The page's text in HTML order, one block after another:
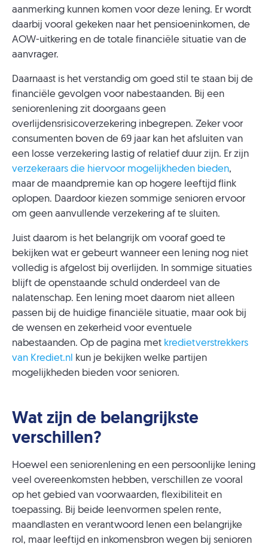
aanmerking kunnen komen voor deze lening. Er wordt
daarbij vooral gekeken naar het pensioeninkomen, de
AOW-uitkering en de totale financiële situatie van de
aanvrager.
Daarnaast is het verstandig om goed stil te staan bij de
financiële gevolgen voor nabestaanden. Bij een
seniorenlening zit doorgaans geen
overlijdensrisicoverzekering inbegrepen. Zeker voor
consumenten boven de 69 jaar kan het afsluiten van
een losse verzekering lastig of relatief duur zijn. Er zijn
verzekeraars die hiervoor mogelijkheden bieden,
maar de maandpremie kan op hogere leeftijd flink
oplopen. Daardoor kiezen sommige senioren ervoor
om geen aanvullende verzekering af te sluiten.
Juist daarom is het belangrijk om vooraf goed te
bekijken wat er gebeurt wanneer een lening nog niet
volledig is afgelost bij overlijden. In sommige situaties
blijft de openstaande schuld onderdeel van de
nalatenschap. Een lening moet daarom niet alleen
passen bij de huidige financiële situatie, maar ook bij
de wensen en zekerheid voor eventuele
nabestaanden. Op de pagina met kredietverstrekkers
van Krediet.nl kun je bekijken welke partijen
mogelijkheden bieden voor senioren.
Wat zijn de belangrijkste
verschillen?
Hoewel een seniorenlening en een persoonlijke lening
veel overeenkomsten hebben, verschillen ze vooral
op het gebied van voorwaarden, flexibiliteit en
toepassing. Bij beide leenvormen spelen rente,
maandlasten en verantwoord lenen een belangrijke
rol, maar leeftijd en inkomensbron wegen bij senioren